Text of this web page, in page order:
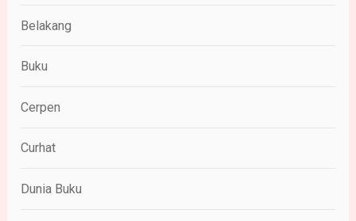
Belakang
Buku
Cerpen
Curhat
Dunia Buku